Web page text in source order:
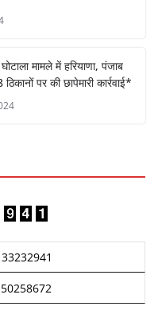
मामले में हरियाणा, पंजाब
पर की छापेमारी कार्रवाई*